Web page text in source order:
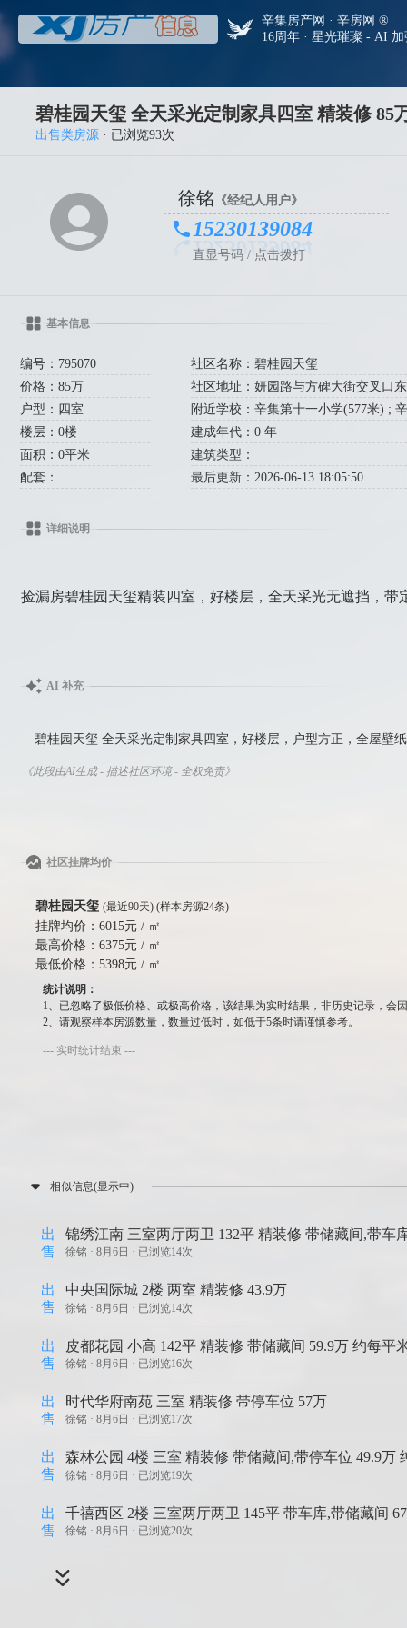
辛集房产网 · 辛房网 ®
16周年 · 星光璀璨 - AI
碧桂园天玺 全天采光定制家具四室 精装修 85
出售类房源 · 已浏览93次
徐铭 《经纪人用户》
15230139084
直显号码 / 点击拨打
基本信息
编号：795070
价格：85万
户型：四室
楼层：0楼
面积：0平米
配套：
社区名称：碧桂园天玺
社区地址：妍园路与方碑大街交叉口
附近学校：辛集第十一小学(577米) ;
建成年代：0 年
建筑类型：
最后更新：2026-06-13 18:05:50
详细说明
捡漏房碧桂园天玺精装四室，好楼层，全天采光无遮挡，带
AI 补充
碧桂园天玺 全天采光定制家具四室，好楼层，户型方正，全屋壁
《此段由AI生成 - 描述社区环境 - 全权免责》
社区挂牌均价
碧桂园天玺 (最近90天) (样本房源24条)
挂牌均价：6015元 / ㎡
最高价格：6375元 / ㎡
最低价格：5398元 / ㎡
统计说明：
1、已忽略了极低价格、或极高价格，该结果为实时结果，非历史记录，会
2、请观察样本房源数量，数量过低时，如低于5条时请谨慎参考。
--- 实时统计结束 ---
相似信息(显示中)
出
售
锦绣江南 三室两厅两卫 132平 精装修 带储藏间,带车
徐铭 ·8月6日 · 已浏览14次
出
售
中央国际城 2楼 两室 精装修 43.9万
徐铭 ·8月6日 · 已浏览14次
出
售
皮都花园 小高 142平 精装修 带储藏间 59.9万 约每平
徐铭 ·8月6日 · 已浏览16次
出
售
时代华府南苑 三室 精装修 带停车位 57万
徐铭 ·8月6日 · 已浏览17次
出
售
森林公园 4楼 三室 精装修 带储藏间,带停车位 49.9万
徐铭 ·8月6日 · 已浏览19次
出
售
千禧西区 2楼 三室两厅两卫 145平 带车库,带储藏间
徐铭 ·8月6日 · 已浏览20次